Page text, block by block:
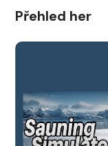
Přehled her